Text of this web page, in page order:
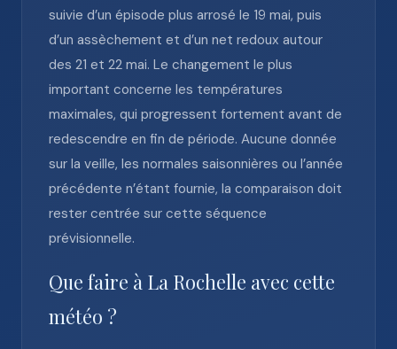
suivie d’un épisode plus arrosé le 19 mai, puis
d’un assèchement et d’un net redoux autour
des 21 et 22 mai. Le changement le plus
important concerne les températures
maximales, qui progressent fortement avant de
redescendre en fin de période. Aucune donnée
sur la veille, les normales saisonnières ou l’année
précédente n’étant fournie, la comparaison doit
rester centrée sur cette séquence
prévisionnelle.
Que faire à La Rochelle avec cette
météo ?